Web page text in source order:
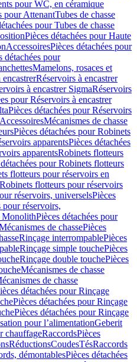
pour WC, en céramique
pour AttenantTubes de chasse
pour Tubes de chasse
Pièces détachées pour Haute
AccessoiresPièces détachées pour
détachées pour
Mamelons, rosaces et
Réservoirs à encastrer
à encastrer SigmaRéservoirs
pour Réservoirs à encastrer
Pièces détachées pour Réservoirs
AccessoiresMécanismes de chasse
Pièces détachées pour Robinets
apparentsPièces détachées
apparentsRobinets flotteurs
pour Robinets flotteurs
flotteurs pour réservoirs en
flotteurs pour réservoirs
réservoirs, universelsPièces
pour réservoirs,
MonolithPièces détachées pour
de chassePièces
Rinçage interrompablePièces
Rinçage simple touchePièces
Rinçage double touchePièces
Mécanismes de chasse
de chasse
détachées pour Rinçage
Pièces détachées pour Rinçage
Pièces détachées pour Rinçage
pour l’alimentationGeberit
chauffageRaccordsPièces
RéductionsCoudesTésRaccords
démontablesPièces détachées